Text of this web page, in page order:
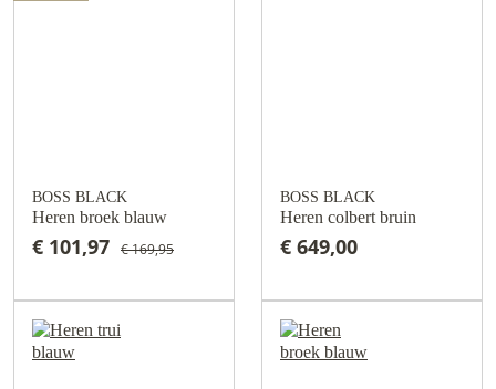
BOSS BLACK
Heren broek blauw
€ 101,97 € 169,95
BOSS BLACK
Heren colbert bruin
€ 649,00